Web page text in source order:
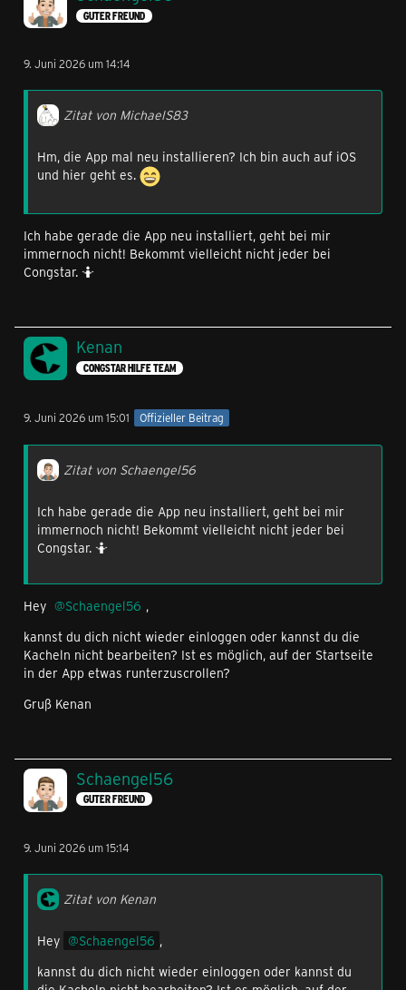
GUTER FREUND
9. Juni 2026 um 14:14
Zitat von MichaelS83
Hm, die App mal neu installieren? Ich bin auch auf iOS
und hier geht es.
Ich habe gerade die App neu installiert, geht bei mir
immernoch nicht! Bekommt vielleicht nicht jeder bei
Congstar. 🤷
Kenan
CONGSTAR HILFE TEAM
9. Juni 2026 um 15:01 Offizieller Beitrag
Zitat von Schaengel56
Ich habe gerade die App neu installiert, geht bei mir
immernoch nicht! Bekommt vielleicht nicht jeder bei
Congstar. 🤷
Hey Schaengel56 ,
kannst du dich nicht wieder einloggen oder kannst du die
Kacheln nicht bearbeiten? Ist es möglich, auf der Startseite
in der App etwas runterzuscrollen?
Gruß Kenan
Schaengel56
GUTER FREUND
9. Juni 2026 um 15:14
Zitat von Kenan
Hey Schaengel56 ,
kannst du dich nicht wieder einloggen oder kannst du